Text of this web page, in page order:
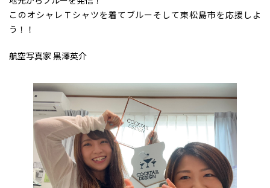
このオシャレＴシャツを着てブルーそして東松島市を応援しよ
う！！
航空写真家 黒澤英介